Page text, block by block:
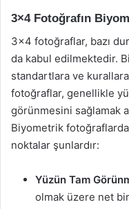
3×4 Fotoğrafın
3×4 fotoğraflar, bazı
da kabul edilmektedir.
standartlara ve
fotoğraflar, genellikle
görünmesini sağlamak
Biyometrik
noktalar şunlardır:
Yüzün Tam
olmak üzere net